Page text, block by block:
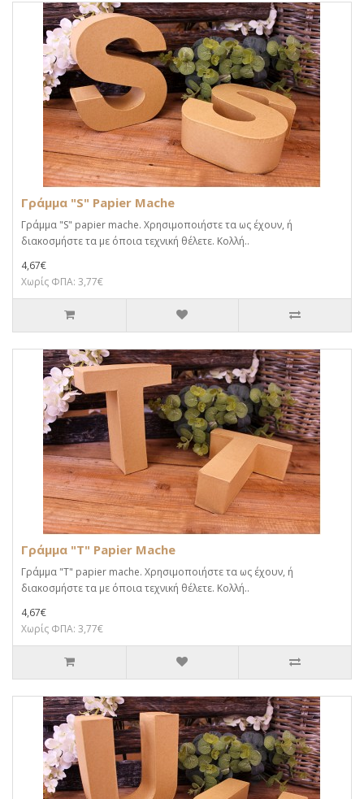
Γράμμα "S" Papier Mache
Γράμμα "S" papier mache. Xρησιμοποιήστε τα ως έχουν, ή
διακοσμήστε τα με όποια τεχνική θέλετε. Κολλή..
4,67€
Χωρίς ΦΠΑ: 3,77€
Γράμμα "T" Papier Mache
Γράμμα "T" papier mache. Xρησιμοποιήστε τα ως έχουν, ή
διακοσμήστε τα με όποια τεχνική θέλετε. Κολλή..
4,67€
Χωρίς ΦΠΑ: 3,77€